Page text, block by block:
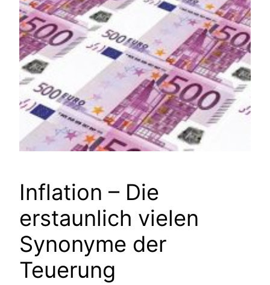
Inflation – Die
erstaunlich vielen
Synonyme der
Teuerung